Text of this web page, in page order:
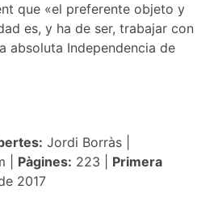
que «el preferente objeto y
es, y ha de ser, trabajar con
absoluta Independencia de
Jordi Borràs |
| Pàgines: 223 | Primera
2017